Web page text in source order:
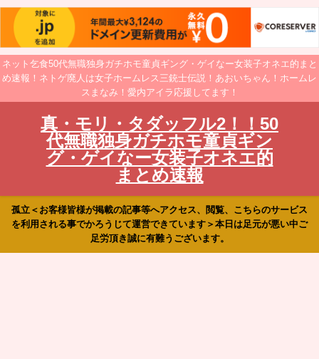
ネット乞食50代無職独身ガチホモ童貞ギング・ゲイなー女装子オネエ的まと
め速報！ネトゲ廃人は女子ホームレス三銃士伝説！あおいちゃん！ホームレ
スまなみ！愛内アイラ応援してます！
真・モリ・タダッフル2！！50
代無職独身ガチホモ童貞ギン
グ・ゲイなー女装子オネエ的
まとめ速報
孤立＜お客様皆様が掲載の記事等へアクセス、閲覧、こちらのサービス
を利用される事でかろうじて運営できています＞本日は足元が悪い中ご
足労頂き誠に有難うございます。